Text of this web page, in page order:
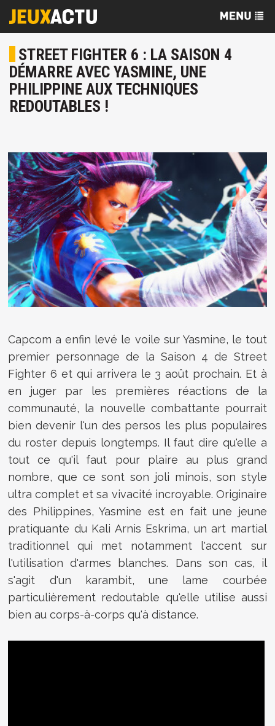
STREET FIGHTER 6 : LA SAISON 4
DÉMARRE AVEC YASMINE, UNE
PHILIPPINE AUX TECHNIQUES
REDOUTABLES !
Capcom a enfin levé le voile sur Yasmine, le tout
premier personnage de la Saison 4 de Street
Fighter 6 et qui arrivera le 3 août prochain. Et à
en juger par les premières réactions de la
communauté, la nouvelle combattante pourrait
bien devenir l'un des persos les plus populaires
du roster depuis longtemps. Il faut dire qu'elle a
tout ce qu'il faut pour plaire au plus grand
nombre, que ce sont son joli minois, son style
ultra complet et sa vivacité incroyable. Originaire
des Philippines, Yasmine est en fait une jeune
pratiquante du Kali Arnis Eskrima, un art martial
traditionnel qui met notamment l'accent sur
l'utilisation d'armes blanches. Dans son cas, il
s'agit d'un karambit, une lame courbée
particulièrement redoutable qu'elle utilise aussi
bien au corps-à-corps qu'à distance.